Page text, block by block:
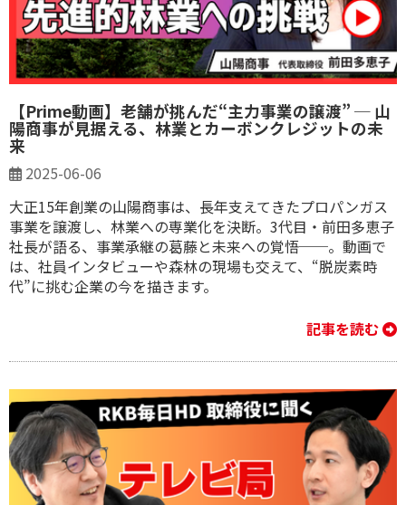
【Prime動画】老舗が挑んだ“主力事業の譲渡” ─ 山
陽商事が見据える、林業とカーボンクレジットの未
来
2025-06-06
大正15年創業の山陽商事は、長年支えてきたプロパンガス
事業を譲渡し、林業への専業化を決断。3代目・前田多恵子
社長が語る、事業承継の葛藤と未来への覚悟──。動画で
は、社員インタビューや森林の現場も交えて、“脱炭素時
代”に挑む企業の今を描きます。
記事を読む